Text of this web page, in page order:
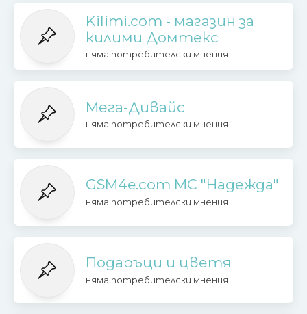
Kilimi.com - магазин за
килими Домтекс
няма потребителски мнения
Мега-Дивайс
няма потребителски мнения
GSM4e.com МС "Надежда"
няма потребителски мнения
Подаръци и цветя
няма потребителски мнения